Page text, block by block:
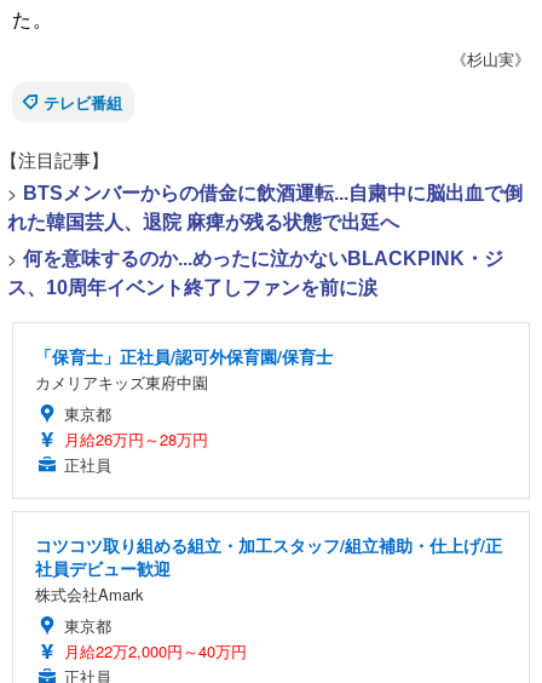
た。
《杉山実》
テレビ番組
【注目記事】
> BTSメンバーからの借金に飲酒運転...自粛中に脳出血で倒
れた韓国芸人、退院 麻痺が残る状態で出廷へ
> 何を意味するのか...めったに泣かないBLACKPINK・ジ
ス、10周年イベント終了しファンを前に涙
「保育士」正社員/認可外保育園/保育士
カメリアキッズ東府中園
東京都
月給26万円～28万円
正社員
コツコツ取り組める組立・加工スタッフ/組立補助・仕上げ/正
社員デビュー歓迎
株式会社Amark
東京都
月給22万2,000円～40万円
正社員